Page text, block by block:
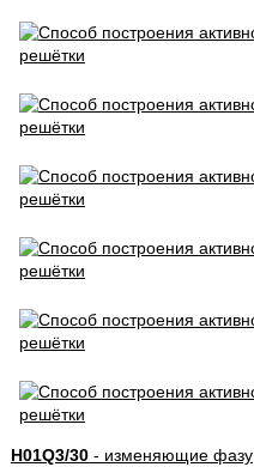
H01Q3/30- изменяющие фазу